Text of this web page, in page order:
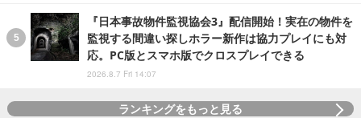
『日本事故物件監視協会3』配信開始！実在の物件を
監視する間違い探しホラー新作は協力プレイにも対
応。PC版とスマホ版でクロスプレイできる
2026.8.7 Fri 14:07
ランキングをもっと見る